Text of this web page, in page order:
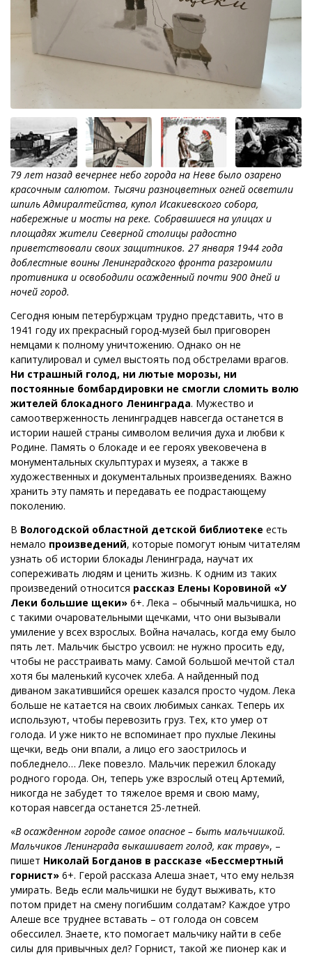
79 лет назад вечернее небо города на Неве было озарено
красочным салютом. Тысячи разноцветных огней осветили
шпиль Адмиралтейства, купол Исакиевского собора,
набережные и мосты на реке. Собравшиеся на улицах и
площадях жители Северной столицы радостно
приветствовали своих защитников. 27 января 1944 года
доблестные воины Ленинградского фронта разгромили
противника и освободили осажденный почти 900 дней и
ночей город.
Сегодня юным петербуржцам трудно представить, что в
1941 году их прекрасный город-музей был приговорен
немцами к полному уничтожению. Однако он не
капитулировал и сумел выстоять под обстрелами врагов.
Ни страшный голод, ни лютые морозы, ни
постоянные бомбардировки не смогли сломить волю
жителей блокадного Ленинграда. Мужество и
самоотверженность ленинградцев навсегда останется в
истории нашей страны символом величия духа и любви к
Родине. Память о блокаде и ее героях увековечена в
монументальных скульптурах и музеях, а также в
художественных и документальных произведениях. Важно
хранить эту память и передавать ее подрастающему
поколению.
В Вологодской областной детской библиотеке есть
немало произведений, которые помогут юным читателям
узнать об истории блокады Ленинграда, научат их
сопереживать людям и ценить жизнь. К одним из таких
произведений относится рассказ Елены Коровиной «У
Леки большие щеки» 6+. Лека – обычный мальчишка, но
с такими очаровательными щечками, что они вызывали
умиление у всех взрослых. Война началась, когда ему было
пять лет. Мальчик быстро усвоил: не нужно просить еду,
чтобы не расстраивать маму. Самой большой мечтой стал
хотя бы маленький кусочек хлеба. А найденный под
диваном закатившийся орешек казался просто чудом. Лека
больше не катается на своих любимых санках. Теперь их
используют, чтобы перевозить груз. Тех, кто умер от
голода. И уже никто не вспоминает про пухлые Лекины
щечки, ведь они впали, а лицо его заострилось и
побледнело… Леке повезло. Мальчик пережил блокаду
родного города. Он, теперь уже взрослый отец Артемий,
никогда не забудет то тяжелое время и свою маму,
которая навсегда останется 25-летней.
«В осажденном городе самое опасное – быть мальчишкой.
Мальчиков Ленинграда выкашивает голод, как траву», –
пишет Николай Богданов в рассказе «Бессмертный
горнист» 6+. Герой рассказа Алеша знает, что ему нельзя
умирать. Ведь если мальчишки не будут выживать, кто
потом придет на смену погибшим солдатам? Каждое утро
Алеше все труднее вставать – от голода он совсем
обессилел. Знаете, кто помогает мальчику найти в себе
силы для привычных дел? Горнист, такой же пионер как и